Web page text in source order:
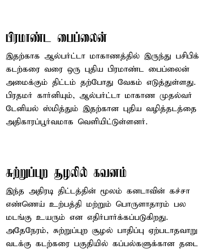
பிரமாண்ட பைப்லைன்
இதற்காக ஆல்பர்ட்டா மாகாணத்தில் இருந்து பசிபிக்
கடற்கரை வரை ஒரு புதிய பிரமாண்ட பைப்லைன்
அமைக்கும் திட்டம் தற்போது வேகம் எடுத்துள்ளது.
பிரதமர் கார்னியும், ஆல்பர்ட்டா மாகாண முதல்வர்
டேனியல் ஸ்மித்தும் இதற்கான புதிய வழித்தடத்தை
அதிகாரப்பூர்வமாக வெளியிட்டுள்ளனர்.
சுற்றுப்புற சூழலில் கவனம்
இந்த அதிரடி திட்டத்தின் மூலம் கனடாவின் கச்சா
எண்ணெய் உற்பத்தி மற்றும் பொருளாதாரம் பல
மடங்கு உயரும் என எதிர்பார்க்கப்படுகிறது.
அதேநேரம், சுற்றுப்புற சூழல் பாதிப்பு ஏற்படாதவாறு
வடக்கு கடற்கரை பகுதியில் கப்பல்களுக்கான தடை